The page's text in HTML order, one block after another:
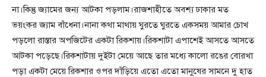
না।কিন্তু জ্যামের জন্য আটকা পড়লাম।রাজশাহীতে অবশ্য ঢাকার মত
ভয়ংকর জ্যাম বাঁধেনা।নানা কথা মাথায় ঘুরতে ঘুরতে একসময় আমার চোখ
পড়লো রাস্তার অপজিটের একটা রিকশায়।রিকশাটা এপাশেই আসতে আসতে
আটকা পড়েছে।রিকশাটায় দুইটা মেয়ে আছে তার মধ্যে কালো রঙের বোরখা
পড়া একটা মেয়ে রিকশার ওপর দাঁড়িয়ে এতো এতো মানুষের সামনে দু হাত